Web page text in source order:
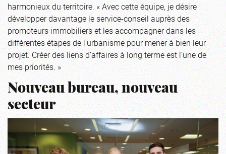
harmonieux du territoire. « Avec cette équipe, je désire
développer davantage le service-conseil auprès des
promoteurs immobiliers et les accompagner dans les
différentes étapes de l’urbanisme pour mener à bien leur
projet. Créer des liens d’affaires à long terme est l’une de
mes priorités. »
Nouveau bureau, nouveau
secteur